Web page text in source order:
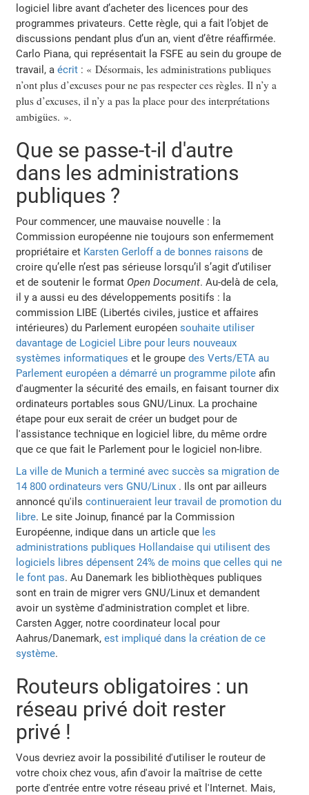
logiciel libre avant d’acheter des licences pour des
programmes privateurs. Cette règle, qui a fait l’objet de
discussions pendant plus d’un an, vient d’être réaffirmée.
Carlo Piana, qui représentait la FSFE au sein du groupe de
travail, aécrit : « Désormais, les administrations publiques
n’ont plus d’excuses pour ne pas respecter ces règles. Il n’y a
plus d’excuses, il n’y a pas la place pour des interprétations
ambigües. ».
Que se passe-t-il d'autre
dans les administrations
publiques ?
Pour commencer, une mauvaise nouvelle : la
Commission européenne nie toujours son enfermement
propriétaire et Karsten Gerloff a de bonnes raisons de
croire qu’elle n’est pas sérieuse lorsqu’il s’agit d’utiliser
et de soutenir le format Open Document. Au-delà de cela,
il y a aussi eu des développements positifs : la
commission LIBE (Libertés civiles, justice et affaires
intérieures) du Parlement européensouhaite utiliser
davantage de Logiciel Libre pour leurs nouveaux
systèmes informatiqueset le groupedes Verts/ETA au
Parlement européen a démarré un programme pilote afin
d'augmenter la sécurité des emails, en faisant tourner dix
ordinateurs portables sous GNU/Linux. La prochaine
étape pour eux serait de créer un budget pour de
l'assistance technique en logiciel libre, du même ordre
que ce que fait le Parlement pour le logiciel non-libre.
La ville de Munich a terminé avec succès sa migration de
14 800 ordinateurs vers GNU/Linux . Ils ont par ailleurs
annoncé qu'ilscontinueraient leur travail de promotion du
libre. Le site Joinup, financé par la Commission
Européenne, indique dans un article que les
administrations publiques Hollandaise qui utilisent des
logiciels libres dépensent 24% de moins que celles qui ne
le font pas. Au Danemark les bibliothèques publiques
sont en train de migrer vers GNU/Linux et demandent
avoir un système d'administration complet et libre.
Carsten Agger, notre coordinateur local pour
Aahrus/Danemark,est impliqué dans la création de ce
système.
Routeurs obligatoires : un
réseau privé doit rester
privé !
Vous devriez avoir la possibilité d'utiliser le routeur de
votre choix chez vous, afin d'avoir la maîtrise de cette
porte d'entrée entre votre réseau privé et l'Internet. Mais,